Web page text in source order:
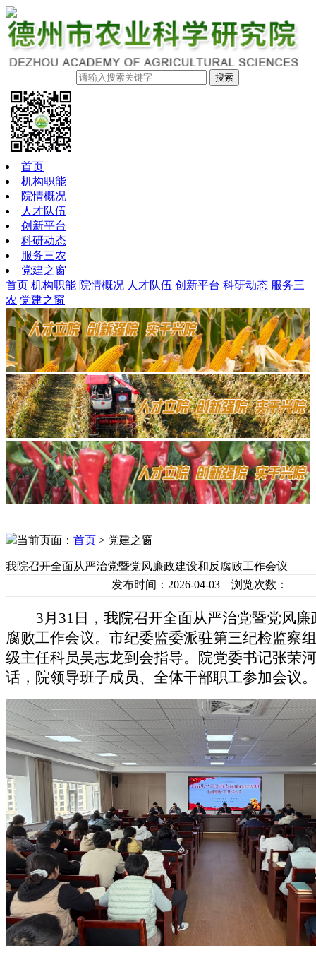
搜索
首页
机构职能
院情概况
人才队伍
创新平台
科研动态
服务三农
党建之窗
首页 机构职能 院情概况 人才队伍 创新平台 科研动态 服务三
农 党建之窗
当前页面： 首页 > 党建之窗
我院召开全面从严治党暨党风廉政建设和反腐败工作会议
发布时间：2026-04-03 浏览次数：
3月31日，我院召开全面从严治党暨党风
腐败工作会议。市纪委监委派驻第三纪检监察
级主任科员吴志龙到会指导。院党委书记张荣
话，院领导班子成员、全体干部职工参加会议。